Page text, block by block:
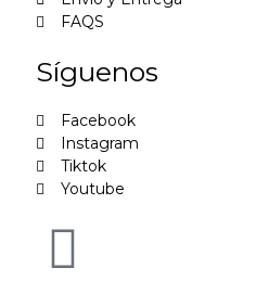
FAQS
Síguenos
Facebook
Instagram
Tiktok
Youtube